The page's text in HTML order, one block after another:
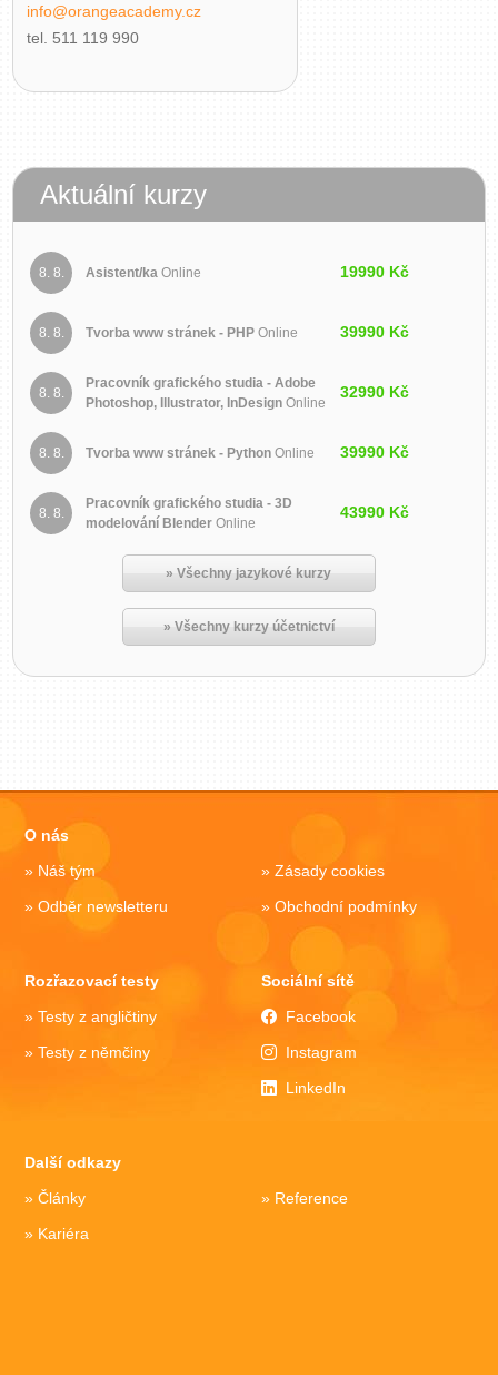
info@orangeacademy.cz
tel. 511 119 990
Aktuální kurzy
8. 8. Asistent/kaOnline 19990 Kč
8. 8. Tvorba www stránek - PHPOnline 39990 Kč
8. 8.
Pracovník grafického studia - Adobe
Photoshop, Illustrator, InDesignOnline
32990 Kč
8. 8. Tvorba www stránek - PythonOnline 39990 Kč
8. 8.
Pracovník grafického studia - 3D
modelování BlenderOnline
43990 Kč
» Všechny jazykové kurzy
» Všechny kurzy účetnictví
O nás
Náš tým
Odběr newsletteru
Zásady cookies
Obchodní podmínky
Rozřazovací testy
Testy z angličtiny
Testy z němčiny
Sociální sítě
Facebook
Instagram
LinkedIn
Další odkazy
Články
Kariéra
Reference